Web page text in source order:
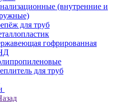
(внутренние и
для труб
гофрированная
для труб